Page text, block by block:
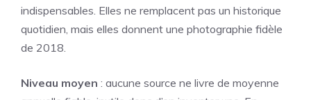
indispensables. Elles ne remplacent pas un historique
quotidien, mais elles donnent une photographie fidèle
de 2018.
Niveau moyen : aucune source ne livre de moyenne